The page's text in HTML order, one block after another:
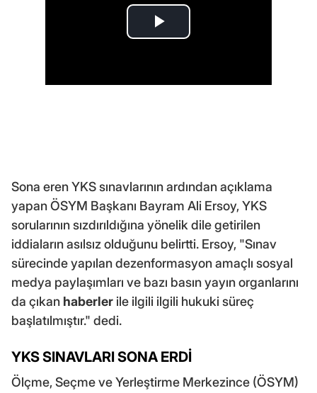
Sona eren YKS sınavlarının ardından açıklama
yapan ÖSYM Başkanı Bayram Ali Ersoy, YKS
sorularının sızdırıldığına yönelik dile getirilen
iddiaların asılsız olduğunu belirtti. Ersoy, "Sınav
sürecinde yapılan dezenformasyon amaçlı sosyal
medya paylaşımları ve bazı basın yayın organlarını
da çıkan haberler ile ilgili ilgili hukuki süreç
başlatılmıştır." dedi.
YKS SINAVLARI SONA ERDİ
Ölçme, Seçme ve Yerleştirme Merkezince (ÖSYM)